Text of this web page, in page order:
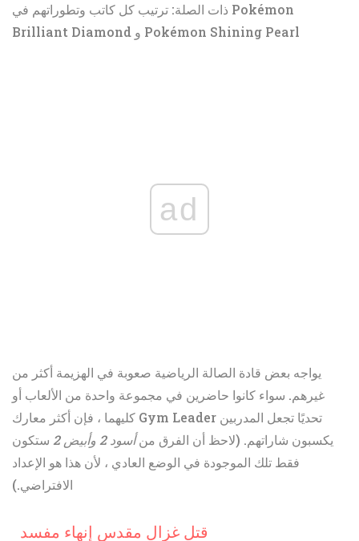
ذات الصلة: ترتيب كل كاتب وتطوراتهم في Pokémon
Brilliant Diamond و Pokémon Shining Pearl
ad
يواجه بعض قادة الصالة الرياضية صعوبة في الهزيمة أكثر من
غيرهم. سواء كانوا حاضرين في مجموعة واحدة من الألعاب أو
كليهما ، فإن أكثر معارك Gym Leader تحديًا تجعل المدربين
يكسبون شاراتهم. (لاحظ أن الفرق منأسود 2 وأبيض 2
ستكون
فقط تلك الموجودة في الوضع العادي ، لأن هذا هو الإعداد
الافتراضي.)
قتل غزال مقدس إنهاء مفسد